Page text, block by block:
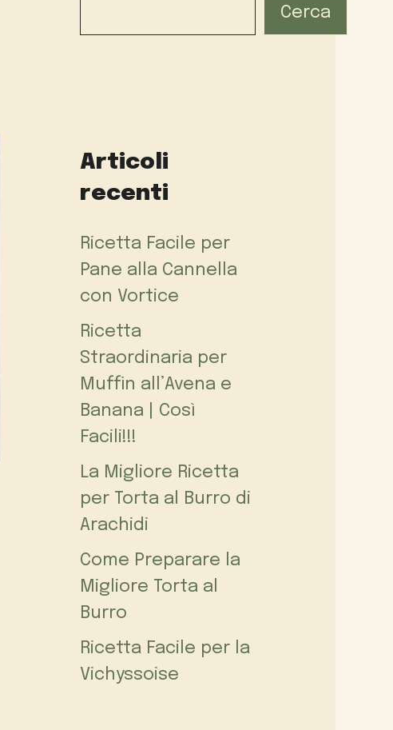
Cerca
Articoli
recenti
Ricetta Facile per
Pane alla Cannella
con Vortice
Ricetta
Straordinaria per
Muffin all’Avena e
Banana | Così
Facili!!!
La Migliore Ricetta
per Torta al Burro di
Arachidi
Come Preparare la
Migliore Torta al
Burro
Ricetta Facile per la
Vichyssoise